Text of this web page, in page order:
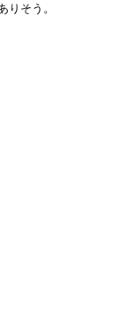
りそう。